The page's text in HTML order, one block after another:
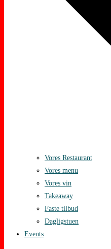
Vores Restaurant
Vores menu
Vores vin
Takeaway
Faste tilbud
Dagligstuen
Events